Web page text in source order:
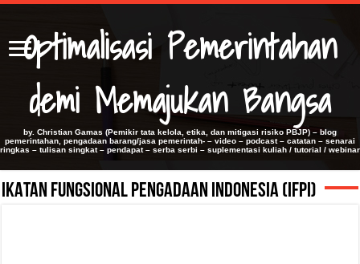
Optimalisasi Pemerintahan
demi Memajukan Bangsa
by. Christian Gamas (Pemikir tata kelola, etika, dan mitigasi risiko PBJP) – blog
pemerintahan, pengadaan barang/jasa pemerintah- – video – podcast – catatan – senarai
ringkas – tulisan singkat – pendapat – serba serbi – suplementasi kuliah / tutorial / webinar
IKATAN FUNGSIONAL PENGADAAN INDONESIA (IFPI)